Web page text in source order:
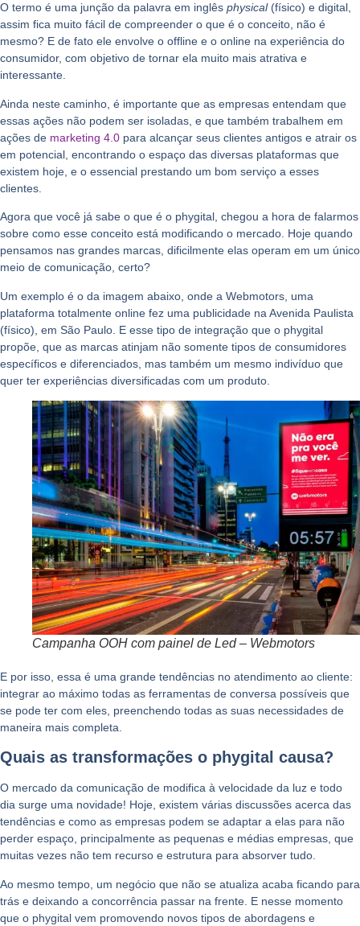
O termo é uma junção da palavra em inglês physical(físico) e digital,
assim fica muito fácil de compreender o que é o conceito, não é
mesmo? E de fato ele envolve o offline e o online na experiência do
consumidor, com objetivo de tornar ela muito mais atrativa e
interessante.
Ainda neste caminho, é importante que as empresas entendam que
essas ações não podem ser isoladas, e que também trabalhem em
ações de marketing 4.0 para alcançar seus clientes antigos e atrair os
em potencial, encontrando o espaço das diversas plataformas que
existem hoje, e o essencial prestando um bom serviço a esses
clientes.
Agora que você já sabe o que é o phygital, chegou a hora de falarmos
sobre como esse conceito está modificando o mercado. Hoje quando
pensamos nas grandes marcas, dificilmente elas operam em um único
meio de comunicação, certo?
Um exemplo é o da imagem abaixo, onde a Webmotors, uma
plataforma totalmente online fez uma publicidade na Avenida Paulista
(físico), em São Paulo. E esse tipo de integração que o phygital
propõe, que as marcas atinjam não somente tipos de consumidores
específicos e diferenciados, mas também um mesmo indivíduo que
quer ter experiências diversificadas com um produto.
Campanha OOH com painel de Led – Webmotors
E por isso, essa é uma grande tendências no atendimento ao cliente:
integrar ao máximo todas as ferramentas de conversa possíveis que
se pode ter com eles, preenchendo todas as suas necessidades de
maneira mais completa.
Quais as transformações o phygital causa?
O mercado da comunicação de modifica à velocidade da luz e todo
dia surge uma novidade! Hoje, existem várias discussões acerca das
tendências e como as empresas podem se adaptar a elas para não
perder espaço, principalmente as pequenas e médias empresas, que
muitas vezes não tem recurso e estrutura para absorver tudo.
Ao mesmo tempo, um negócio que não se atualiza acaba ficando para
trás e deixando a concorrência passar na frente. E nesse momento
que o phygital vem promovendo novos tipos de abordagens e